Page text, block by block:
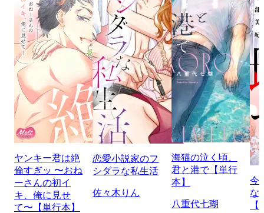
ヤンキー君は絶
倫すぎッ 〜おね
ーさんの初イ
キ、俺に見せ
て〜【単行本】
恋愛小説家のフ
シダラな私生活
佐々木りん
海猫の泣く頃、
君と港で【単行
本】
八重代七瑚
今
な